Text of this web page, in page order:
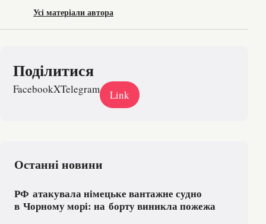
Усі матеріали автора
Поділитися
FacebookXTelegram Link
Останні новини
РФ атакувала німецьке вантажне судно
в Чорному морі: на борту виникла пожежа